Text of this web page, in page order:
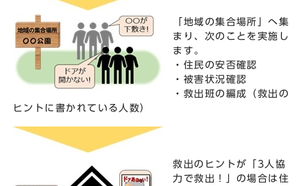
「地域の集合場所」へ集
まり、次のことを実施し
ます。
・住民の安否確認
・被害状況確認
・救出班の編成（救出の
ヒントに書かれている人数）
救出のヒントが「3人協
力で救出！」の場合は住